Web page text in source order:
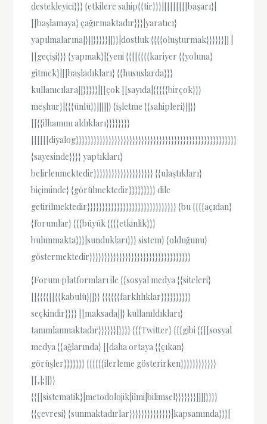
destekleyici}}} {etkilere sahip{{tir}}}|[[[[[[[[başarı}|
[[başlamaya} çağırmaktadır}}}|yaratıcı}
yapılmalarına]}]]}}}}}]]}}|dostluk {{{{oluşturmak}}}}}}]] |
[[geçişi}}} {yapmak}|{yeni {{[[{{{{kariyer {{yoluna}
gitmek}|[[başladıkları} {{hususlarda}}}
kullanıcılara]]}}}}}|[[çok [[sayıda|{{{{{birçok}}}
meşhur}|{{{ünlü}}]]]]]} {işletme {{sahipleri}]]}}
[[{{ilhamını aldıkları}}}}}}}}
[[[[[[diyalog}}}}}}}}}}}}}}}}}}}}}}}}}}}}}}}}}}}}}}}}}}}}}}}}}}}}}}
{sayesinde}}}} yaptıkları}
belirlenmektedir}}}}}}}}}}}}}}}}}}}} {{ulaştıkları}
biçiminde} {görülmektedir}}}}}}}}} dile
getirilmektedir}}}}}}}}}}}}}}}}}}}}}}}}}}}}}} {bu {{{{açıdan}
{forumlar} {{{büyük {{{{etkinlik}}}
bulunmakta}}}|sundukları}}} sistem} {olduğunu}
göstermektedir}}}}}}}}}}}}}}}}}}}}}}}}}}}}}}}}}}
{Forum platformları ile {{sosyal medya {{siteleri}
[[{{{{[[{{kabulü}]]}} {{{{{{farklılıklar}}}}}}}}}}
seçkindir}}}} [[maksada]]} kullanıldıkları}
tanımlanmaktadır}}}}}}]}}}} {{{Twitter} {{{gibi {{[[sosyal
medya {{ağlarında} [[daha ortaya {{çıkan}
görüşler}}}}}}} {{{{{{ilerleme gösterirken}}}}}}}}}}}}
[[,|;]]}}
{{[[sistematik}|metodolojik|ilmi|bilimsel}}}}}}}]]]]}}}}
{{çevresi} {sunmaktadırlar}}}}}}}}}}}}}}|kapsamında}}}|